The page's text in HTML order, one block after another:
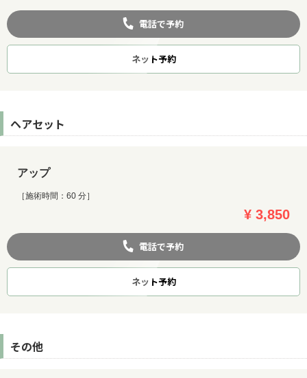
電話で予約
ネット予約
ヘアセット
アップ
［施術時間：60 分］
¥ 3,850
電話で予約
ネット予約
その他